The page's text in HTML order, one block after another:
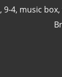
, 9-4, music box,